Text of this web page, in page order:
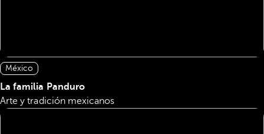
México
La familia Panduro
Arte y tradición mexicanos